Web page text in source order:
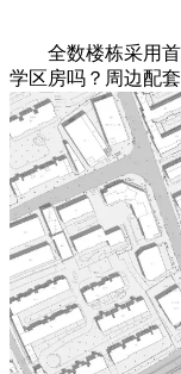
全数楼栋采用首
学区房吗？周边配套